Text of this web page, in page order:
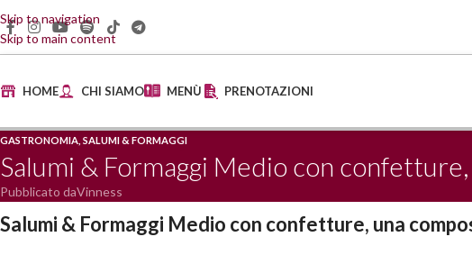
Skip to navigation
Skip to main content
HOME CHI SIAMO MENÙ PRENOTAZIONI
GASTRONOMIA SALUMI & FORMAGGI
Salumi & Formaggi Medio con
Pubblicato daVinness
Salumi & Formaggi Medio con confetture, una